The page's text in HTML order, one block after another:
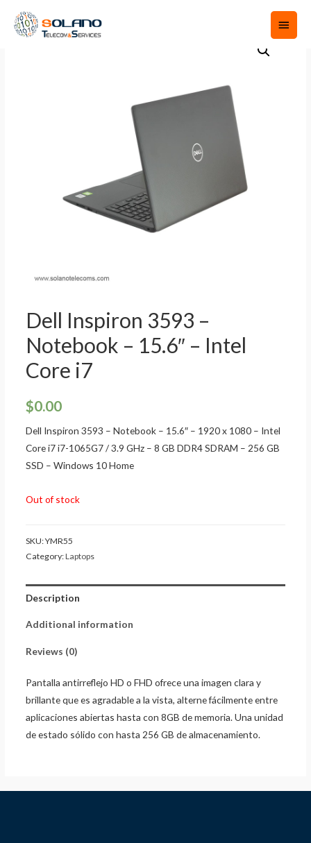
Dell Inspiron 3593 –
Notebook – 15.6″ – Intel
Core i7
$0.00
Dell Inspiron 3593 – Notebook – 15.6″ – 1920 x 1080 – Intel
Core i7 i7-1065G7 / 3.9 GHz – 8 GB DDR4 SDRAM – 256 GB
SSD – Windows 10 Home
Out of stock
SKU:YMR55
Category:Laptops
Description
Additional information
Reviews (0)
Pantalla antirreflejo HD o FHD ofrece una imagen clara y
brillante que es agradable a la vista, alterne fácilmente entre
aplicaciones abiertas hasta con 8GB de memoria. Una unidad
de estado sólido con hasta 256 GB de almacenamiento.